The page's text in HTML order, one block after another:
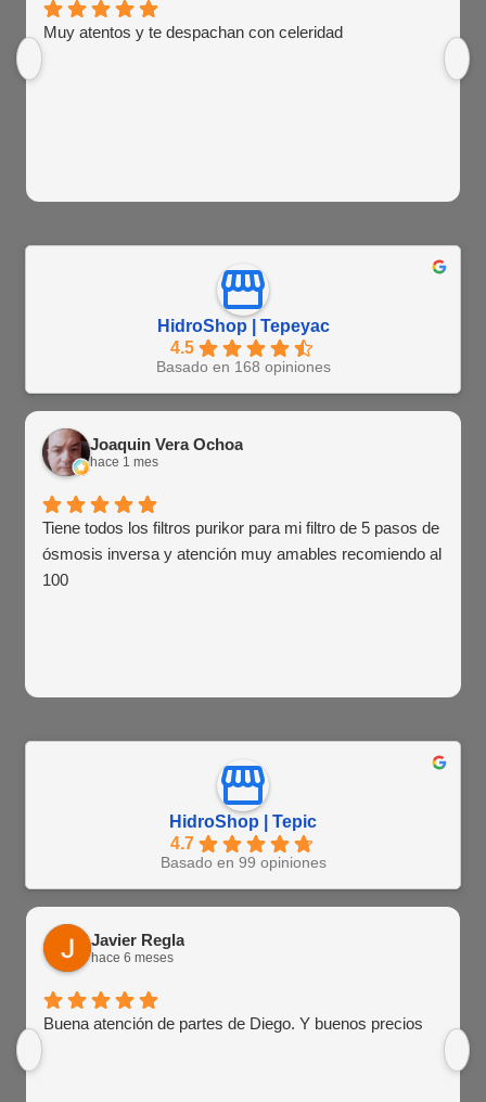
Muy atentos y te despachan con celeridad
HidroShop | Tepeyac
4.5
Basado en 168 opiniones
Joaquin Vera Ochoa
hace 1 mes
Tiene todos los filtros purikor para mi filtro de 5 pasos de
ósmosis inversa y atención muy amables recomiendo al
100
HidroShop | Tepic
4.7
Basado en 99 opiniones
Javier Regla
hace 6 meses
Buena atención de partes de Diego. Y buenos precios